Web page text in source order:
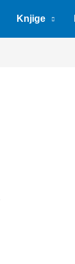
Knjige